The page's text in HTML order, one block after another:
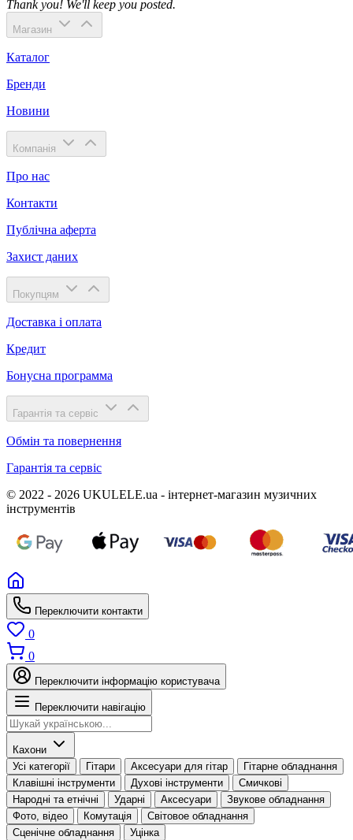
Thank you! We'll keep you posted.
Магазин
Каталог
Бренди
Новини
Компанія
Про нас
Контакти
Публічна аферта
Захист даних
Покупцям
Доставка і оплата
Кредит
Бонусна программа
Гарантія та сервіс
Обмін та повернення
Гарантія та сервіс
© 2022 - 2026 UKULELE.ua - інтернет-магазин музичних
інструментів
Переключити контакти
0
0
Переключити інформацію користувача
Переключити навігацію
Кахони
Усі категорії
Гітари Аксесуари для гітар
Гітарне обладнання
Клавішні інструменти
Духові інструменти
Смичкові
Народні та етнічні
Ударні Аксесуари
Звукове обладнання
Фото, відео
Комутація
Світовое обладнання
Сценічне обладнання
Уцінка